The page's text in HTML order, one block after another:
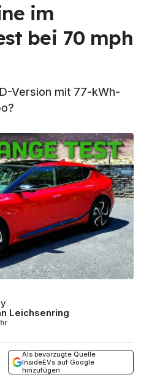
im
bei 70 mph
Version mit 77-kWh-
Leichsenring
Als bevorzugte Quelle
InsideEVs auf Google
hinzufügen